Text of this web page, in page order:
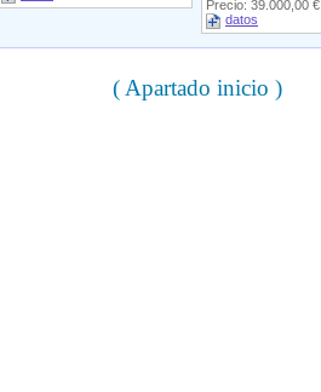
Precio: 39.000,00 €
datos
( Apartado inicio )